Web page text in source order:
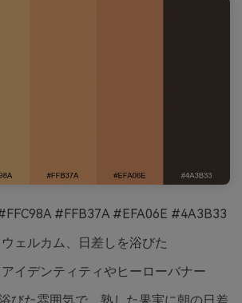
#FFB37A #EFA06E #4A3B33
ェルカム、日差しを浴びた
イデンティティやヒーローバナー
びた雰囲気で、熟した果実に朝の日差